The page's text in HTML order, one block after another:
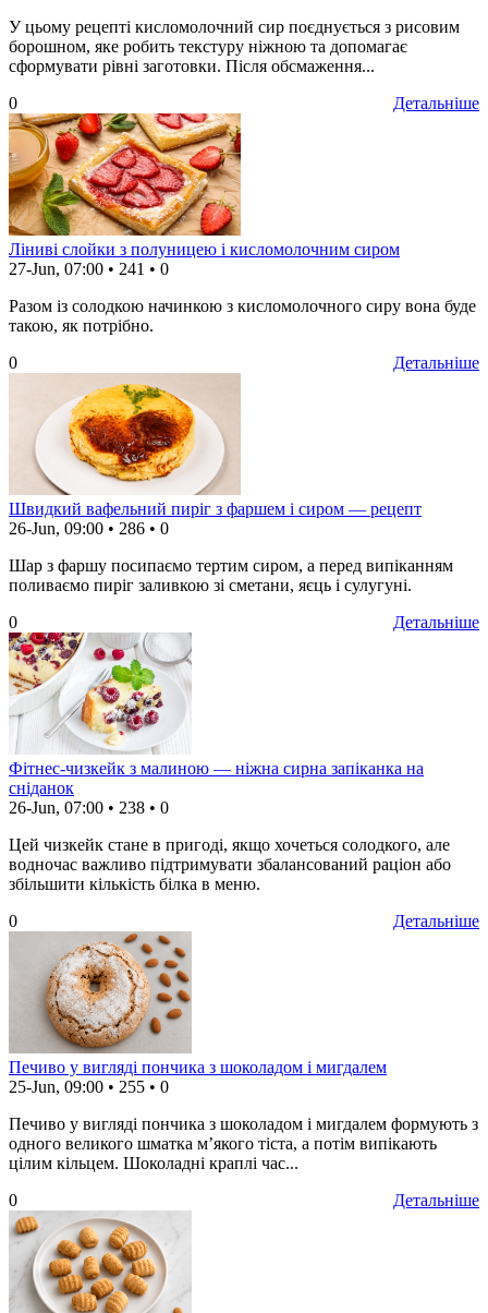
У цьому рецепті кисломолочний сир поєднується з рисовим
борошном, яке робить текстуру ніжною та допомагає
сформувати рівні заготовки. Після обсмаження...
Детальніше
0
Ліниві слойки з полуницею і кисломолочним сиром
27-Jun, 07:00 • 241 • 0
Разом із солодкою начинкою з кисломолочного сиру вона буде
такою, як потрібно.
Детальніше
0
Швидкий вафельний пиріг з фаршем і сиром — рецепт
26-Jun, 09:00 • 286 • 0
Шар з фаршу посипаємо тертим сиром, а перед випіканням
поливаємо пиріг заливкою зі сметани, яєць і сулугуні.
Детальніше
0
Фітнес-чизкейк з малиною — ніжна сирна запіканка на
сніданок
26-Jun, 07:00 • 238 • 0
Цей чизкейк стане в пригоді, якщо хочеться солодкого, але
водночас важливо підтримувати збалансований раціон або
збільшити кількість білка в меню.
Детальніше
0
Печиво у вигляді пончика з шоколадом і мигдалем
25-Jun, 09:00 • 255 • 0
Печиво у вигляді пончика з шоколадом і мигдалем формують з
одного великого шматка м’якого тіста, а потім випікають
цілим кільцем. Шоколадні краплі час...
Детальніше
0